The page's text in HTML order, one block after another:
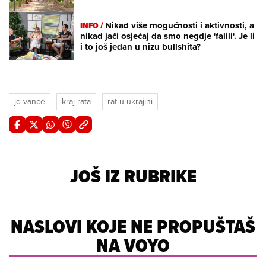
INFO /Nikad više mogućnosti i aktivnosti, a
nikad jači osjećaj da smo negdje 'falili'. Je li
i to još jedan u nizu bullshita?
jd vance kraj rata rat u ukrajini
JOŠ IZ RUBRIKE
NASLOVI KOJE NE PROPUŠTAŠ
NA VOYO